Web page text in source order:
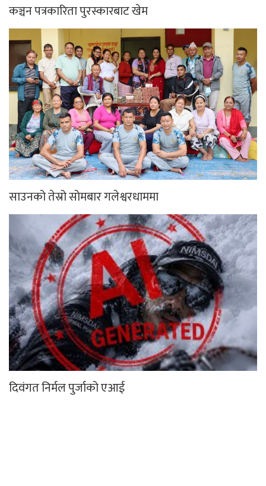
कञ्चन पत्रकारिता पुरस्कारबाट खेम
साउनको तेस्रो सोमबार गलेश्वरधाममा
दिवंगत निर्मल पुर्जाको एआई